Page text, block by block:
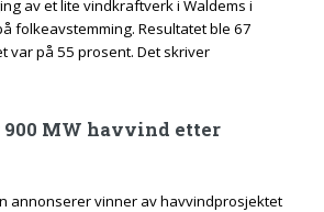
av et lite vindkraftverk i Waldems i
folkeavstemming. Resultatet ble 67
var på 55 prosent. Det skriver
MW havvind etter
annonserer vinner av havvindprosjektet